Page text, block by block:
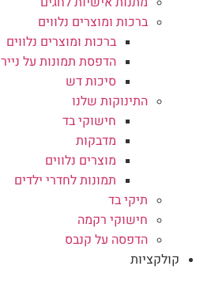
ברכות ומוצרים נלווים
ברכות ומוצרים נלווים
הדפסת תמונות על נייר
סיכות דש
התינוקות שלנו
חישוקי בד
מדבקות
מוצרים נלווים
תמונות לחדרי ילדים
תיקי בד
חישוקי רקמה
הדפסה על קנבס
קולקציות